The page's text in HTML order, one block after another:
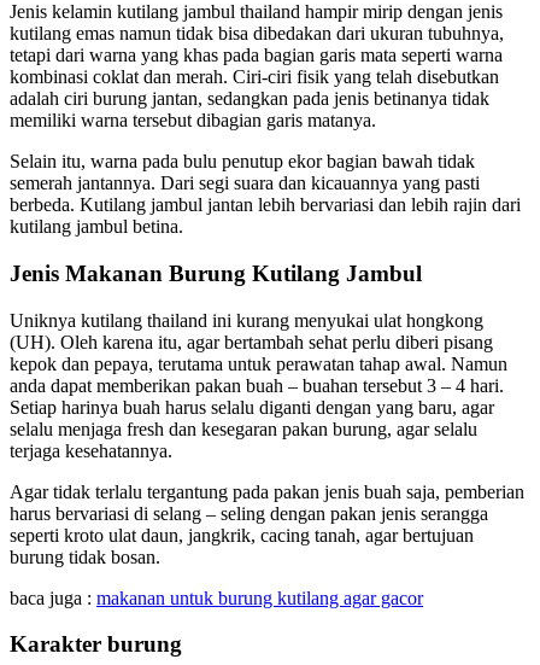
Jenis kelamin kutilang jambul thailand hampir mirip dengan jenis
kutilang emas namun tidak bisa dibedakan dari ukuran tubuhnya,
tetapi dari warna yang khas pada bagian garis mata seperti warna
kombinasi coklat dan merah. Ciri-ciri fisik yang telah disebutkan
adalah ciri burung jantan, sedangkan pada jenis betinanya tidak
memiliki warna tersebut dibagian garis matanya.
Selain itu, warna pada bulu penutup ekor bagian bawah tidak
semerah jantannya. Dari segi suara dan kicauannya yang pasti
berbeda. Kutilang jambul jantan lebih bervariasi dan lebih rajin dari
kutilang jambul betina.
Jenis Makanan Burung Kutilang Jambul
Uniknya kutilang thailand ini kurang menyukai ulat hongkong
(UH). Oleh karena itu, agar bertambah sehat perlu diberi pisang
kepok dan pepaya, terutama untuk perawatan tahap awal. Namun
anda dapat memberikan pakan buah – buahan tersebut 3 – 4 hari.
Setiap harinya buah harus selalu diganti dengan yang baru, agar
selalu menjaga fresh dan kesegaran pakan burung, agar selalu
terjaga kesehatannya.
Agar tidak terlalu tergantung pada pakan jenis buah saja, pemberian
harus bervariasi di selang – seling dengan pakan jenis serangga
seperti kroto ulat daun, jangkrik, cacing tanah, agar bertujuan
burung tidak bosan.
baca juga : makanan untuk burung kutilang agar gacor
Karakter burung